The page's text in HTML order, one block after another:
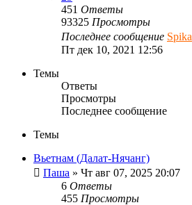
451 Ответы
93325 Просмотры
Последнее сообщение Spika
Пт дек 10, 2021 12:56
Темы
Ответы
Просмотры
Последнее сообщение
Темы
Вьетнам (Далат-Нячанг)
Паша » Чт авг 07, 2025 20:07
6 Ответы
455 Просмотры